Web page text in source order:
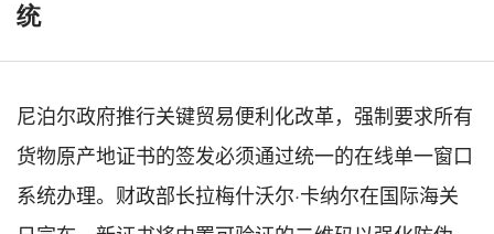
统
尼泊尔政府推行关键贸易便利化改革，强制要求所有
货物原产地证书的签发必须通过统一的在线单一窗口
系统办理。财政部长拉梅什沃尔·卡纳尔在国际海关